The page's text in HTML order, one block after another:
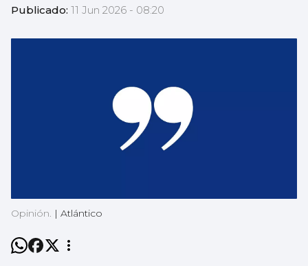
Publicado: 11 Jun 2026 - 08:20
Opinión. | Atlántico